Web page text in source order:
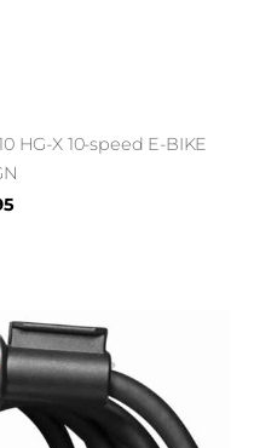
HG-X 10-speed E-BIKE